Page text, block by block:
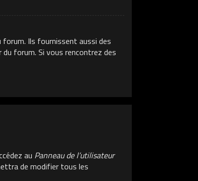
forum. Ils fournissent aussi des
forum. Si vous rencontrez des
au Panneau de l’utilisateur
de modifier tous les